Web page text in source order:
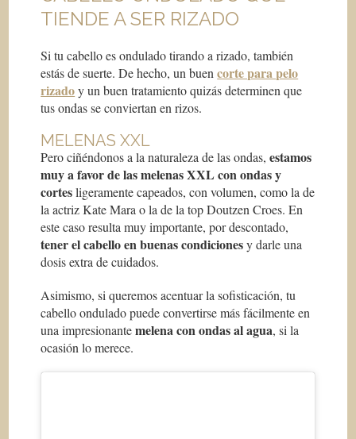
TIENDE A SER RIZADO
Si tu cabello es ondulado tirando a rizado, también
estás de suerte. De hecho, un buencorte para pelo
rizadoy un buen tratamiento quizás determinen que
tus ondas se conviertan en rizos.
MELENAS XXL
Pero ciñéndonos a la naturaleza de las ondas,estamos
muy a favor de las melenas XXL con ondas y
cortesligeramente capeados, con volumen, como la de
la actriz Kate Mara o la de la top Doutzen Croes. En
este caso resulta muy importante, por descontado,
tener el cabello en buenas condicionesy darle una
dosis extra de cuidados.
Asimismo, si queremos acentuar la sofisticación, tu
cabello ondulado puede convertirse más fácilmente en
una impresionantemelena con ondas al agua, si la
ocasión lo merece.